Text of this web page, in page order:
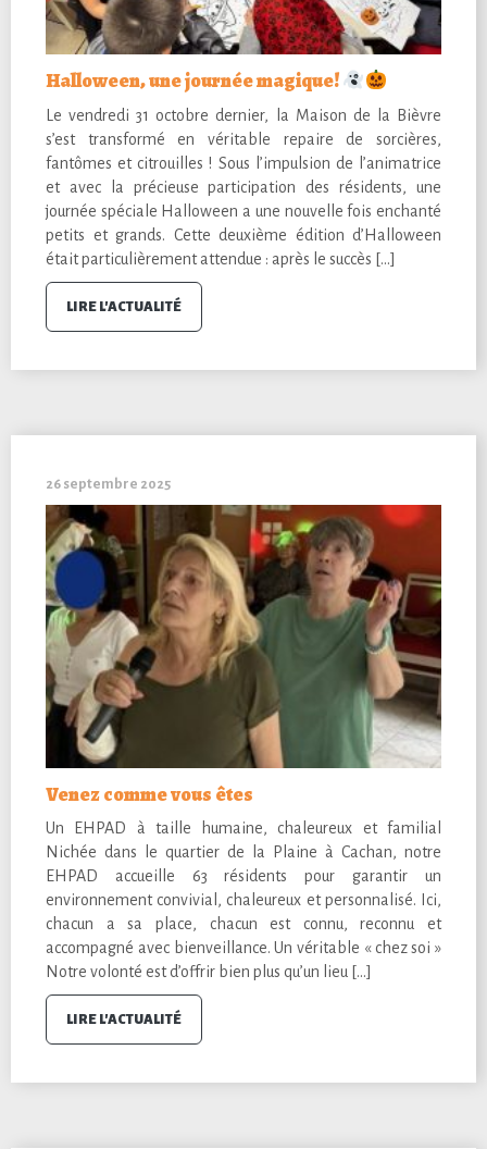
Halloween, une journée magique!
Le vendredi 31 octobre dernier, la Maison de la Bièvre
s’est transformé en véritable repaire de sorcières,
fantômes et citrouilles ! Sous l’impulsion de l’animatrice
et avec la précieuse participation des résidents, une
journée spéciale Halloween a une nouvelle fois enchanté
petits et grands. Cette deuxième édition d’Halloween
était particulièrement attendue : après le succès […]
LIRE L'ACTUALITÉ
26 septembre 2025
Venez comme vous êtes
Un EHPAD à taille humaine, chaleureux et familial
Nichée dans le quartier de la Plaine à Cachan, notre
EHPAD accueille 63 résidents pour garantir un
environnement convivial, chaleureux et personnalisé. Ici,
chacun a sa place, chacun est connu, reconnu et
accompagné avec bienveillance. Un véritable « chez soi »
Notre volonté est d’offrir bien plus qu’un lieu […]
LIRE L'ACTUALITÉ